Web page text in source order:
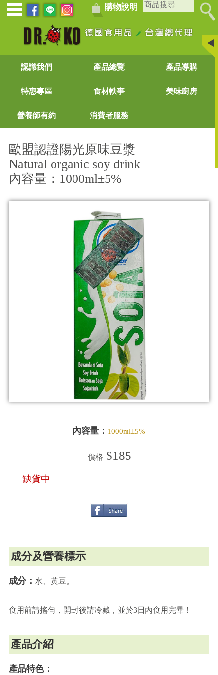
購物說明
認識我們 產品總覽 產品導購
特惠專區 食材軼事 美味廚房
營養師有約 消費者服務
歐盟認證陽光原味豆漿
Natural organic soy drink
內容量：1000ml±5%
內容量： 1000ml±5%
價格 $185
缺貨中
成分及營養標示
成分： 水、黃豆。
食用前請搖勻，開封後請冷藏，並於3日內食用完畢！
產品介紹
產品特色：